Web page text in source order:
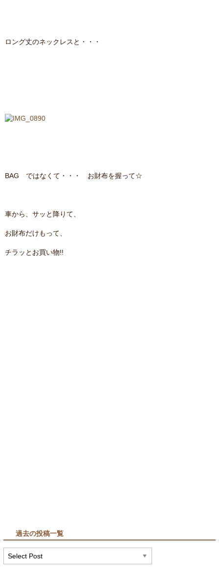
ロング丈のネックレスと・・・
BAG ではなくて・・・ お財布を握って☆
車から、サッと降りて、
お財布だけもって、
チラッとお買い物!!
過去の投稿一覧